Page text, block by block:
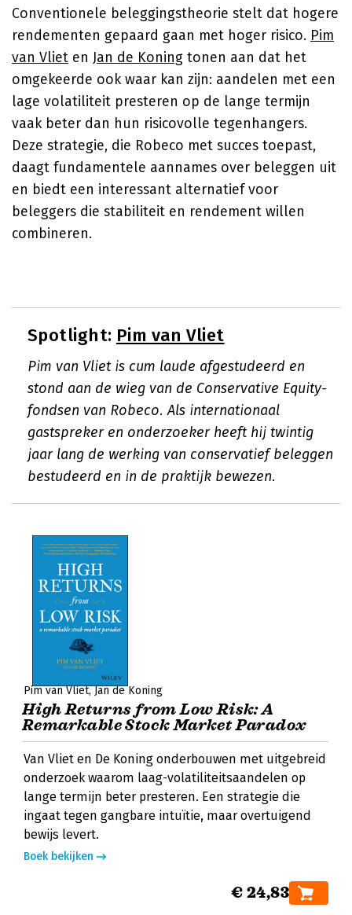
Conventionele beleggingstheorie stelt dat hogere
rendementen gepaard gaan met hoger risico. Pim
van Vliet en Jan de Koning tonen aan dat het
omgekeerde ook waar kan zijn: aandelen met een
lage volatiliteit presteren op de lange termijn
vaak beter dan hun risicovolle tegenhangers.
Deze strategie, die Robeco met succes toepast,
daagt fundamentele aannames over beleggen uit
en biedt een interessant alternatief voor
beleggers die stabiliteit en rendement willen
combineren.
Spotlight: Pim van Vliet
Pim van Vliet is cum laude afgestudeerd en
stond aan de wieg van de Conservative Equity-
fondsen van Robeco. Als internationaal
gastspreker en onderzoeker heeft hij twintig
jaar lang de werking van conservatief beleggen
bestudeerd en in de praktijk bewezen.
Pim van Vliet Jan de Koning
High Returns from Low Risk: A
Remarkable Stock Market Paradox
Van Vliet en De Koning onderbouwen met uitgebreid
onderzoek waarom laag-volatiliteitsaandelen op
lange termijn beter presteren. Een strategie die
ingaat tegen gangbare intuïtie, maar overtuigend
bewijs levert.
Boek bekijken
€ 24,83